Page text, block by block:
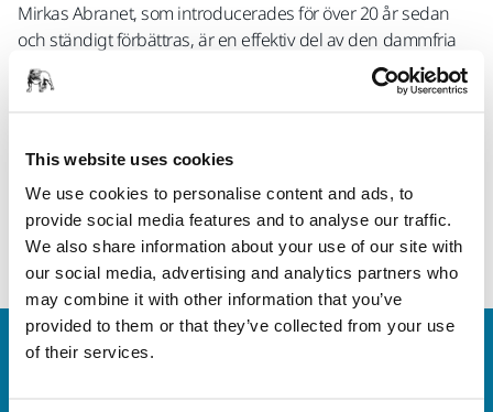
This website uses cookies
We use cookies to personalise content and ads, to
provide social media features and to analyse our traffic.
We also share information about your use of our site with
our social media, advertising and analytics partners who
may combine it with other information that you’ve
provided to them or that they’ve collected from your use
of their services.
Mirkas Abranet, som introducerades för över 20 år sedan
och ständigt förbättras, är en effektiv del av den dammfria
lösningen. Den dammfria filosofin har sedan dess tillämpats
på ett stort antal av Mirkas slip- och
fått ett flertal utmärkelser för sin kontinuerliga utveckling av
innovativa sliplösningar och vi ser fram emot att ge dig
framtidens slipmaterial och maskiner.
Läs mer om Mirkas dammfria lösningar
Kontakta oss